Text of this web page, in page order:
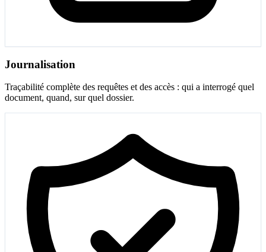
Journalisation
Traçabilité complète des requêtes et des accès : qui a interrogé quel
document, quand, sur quel dossier.